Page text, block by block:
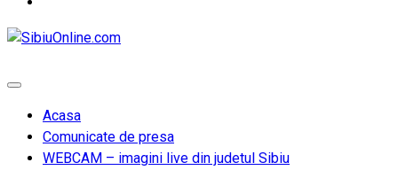
Acasa
Comunicate de presa
WEBCAM – imagini live din judetul Sibiu